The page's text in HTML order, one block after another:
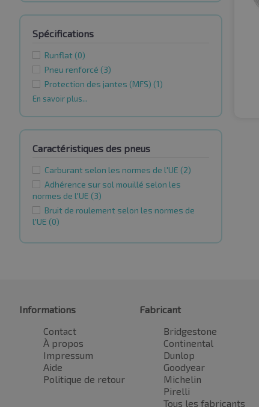
Spécifications
Runflat (0)
Pneu renforcé (3)
Protection des jantes (MFS) (1)
En savoir plus...
Caractéristiques des pneus
Carburant selon les normes de l'UE (2)
Adhérence sur sol mouillé selon les
normes de l'UE (3)
Bruit de roulement selon les normes de
l'UE (0)
Informations
Contact
À propos
Impressum
Aide
Politique de retour
Fabricant
Bridgestone
Continental
Dunlop
Goodyear
Michelin
Pirelli
Tous les fabricants